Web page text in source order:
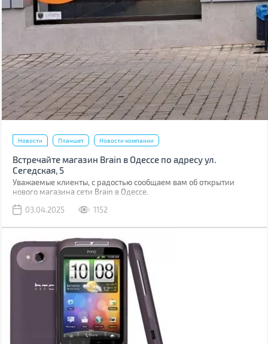
Новости Планшет Новости компании
Встречайте магазин Brain в Одессе по адресу ул.
Сегедская, 5
Уважаемые клиенты, с радостью сообщаем вам об открытии
нового магазина сети Brain в Одессе.
03.04.2025
1152